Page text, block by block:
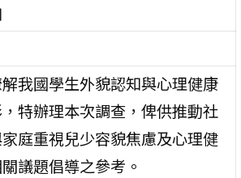
我國學生外貌認知與心理健康
特辦理本次調查，俾供推動社
庭重視兒少容貌焦慮及心理健
議題倡導之參考。